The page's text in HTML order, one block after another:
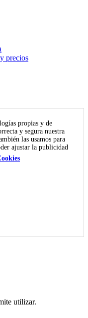
precios
propias y de
y segura nuestra
las usamos para
ajustar la publicidad
utilizar.